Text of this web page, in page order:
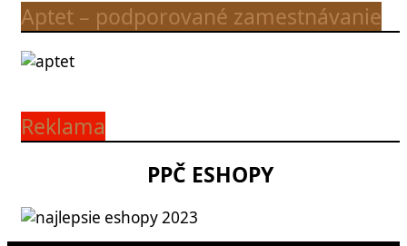
Aptet – podporované zamestnávanie
Reklama
PPČ ESHOPY